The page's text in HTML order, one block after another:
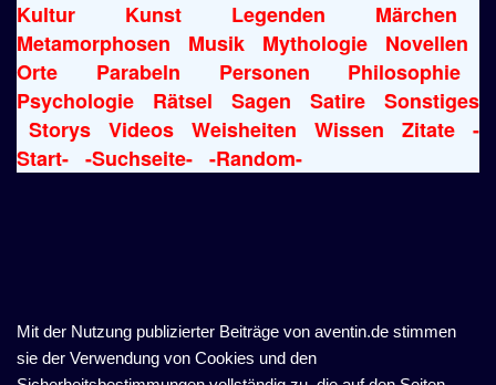
Kultur
Kunst Legenden
Märchen
Metamorphosen
Musik Mythologie
Novellen
Orte
Parabeln Personen
Philosophie
Psychologie
Rätsel Sagen Satire
Sonstiges
Storys
Videos Weisheiten Wissen Zitate
-
Start- -Suchseite- -Random-
Mit der Nutzung publizierter Beiträge von aventin.de stimmen
sie der Verwendung von Cookies und den